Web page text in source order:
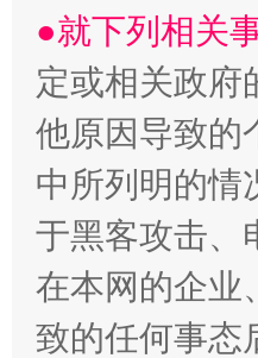
解纷+调解+退费，一
●就下列相关
定或相关政府
他原因导致的
中所列明的情
于黑客攻击、
在本网的企业
致的任何事态